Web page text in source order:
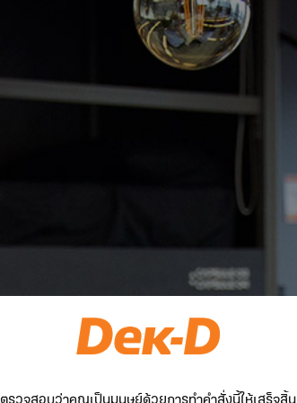
ตรวจสอบว่าคุณเป็นมนุษย์ด้วยการทำคำสั่งนี้ให้เสร็จสิ้น